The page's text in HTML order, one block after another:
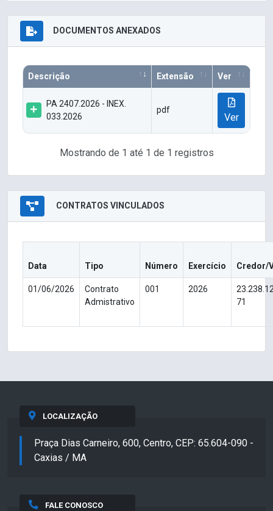
DOCUMENTOS ANEXADOS
Descrição Extensão Ver
PA 2407.2026 - INEX.
033.2026
pdf
Ver
Mostrando de 1 até 1 de 1 registros
CONTRATOS VINCULADOS
Data Tipo Número Exercício Credor/
01/06/2026
Contrato
Admistrativo
001 2026
71
LOCALIZAÇÃO
Praça Dias Carneiro, 600, Centro, CEP: 65.604-090 -
Caxias / MA
FALE CONOSCO